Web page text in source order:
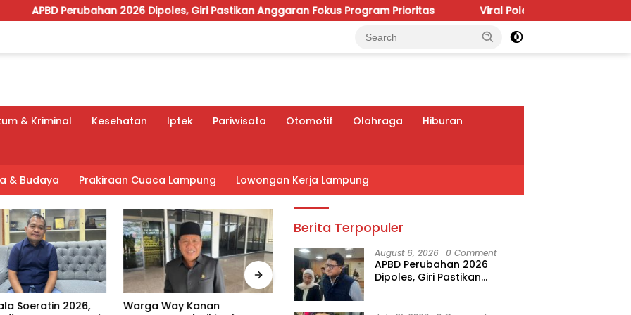
2026 Dipoles, Giri Pastikan Anggaran Fokus Program Prioritas Viral Polemik IGD RSUDAM, Budhi Condrowati
& Kriminal Kesehatan Iptek Pariwisata Otomotif Olahraga Hiburan
& Budaya Prakiraan Cuaca Lampung Lowongan Kerja Lampung
Soeratin 2026,
Warga Way Kanan
Tegur Kebisingan, Keluarga
Berita Terpopuler
August 6, 2026 0 Comment
APBD Perubahan 2026
Dipoles, Giri Pastikan